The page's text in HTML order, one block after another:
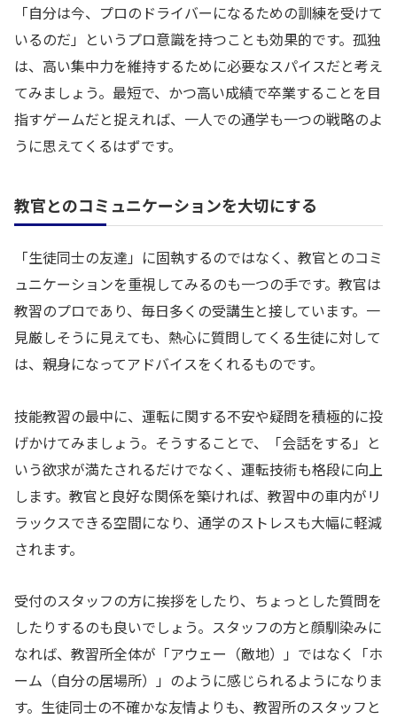
「自分は今、プロのドライバーになるための訓練を受けて
いるのだ」というプロ意識を持つことも効果的です。孤独
は、高い集中力を維持するために必要なスパイスだと考え
てみましょう。最短で、かつ高い成績で卒業することを目
指すゲームだと捉えれば、一人での通学も一つの戦略のよ
うに思えてくるはずです。
教官とのコミュニケーションを大切にする
「生徒同士の友達」に固執するのではなく、教官とのコミ
ュニケーションを重視してみるのも一つの手です。教官は
教習のプロであり、毎日多くの受講生と接しています。一
見厳しそうに見えても、熱心に質問してくる生徒に対して
は、親身になってアドバイスをくれるものです。
技能教習の最中に、運転に関する不安や疑問を積極的に投
げかけてみましょう。そうすることで、「会話をする」と
いう欲求が満たされるだけでなく、運転技術も格段に向上
します。教官と良好な関係を築ければ、教習中の車内がリ
ラックスできる空間になり、通学のストレスも大幅に軽減
されます。
受付のスタッフの方に挨拶をしたり、ちょっとした質問を
したりするのも良いでしょう。スタッフの方と顔馴染みに
なれば、教習所全体が「アウェー（敵地）」ではなく「ホ
ーム（自分の居場所）」のように感じられるようになりま
す。生徒同士の不確かな友情よりも、教習所のスタッフと